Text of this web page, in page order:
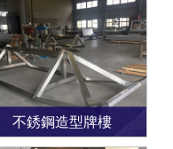
不銹鋼造型牌樓